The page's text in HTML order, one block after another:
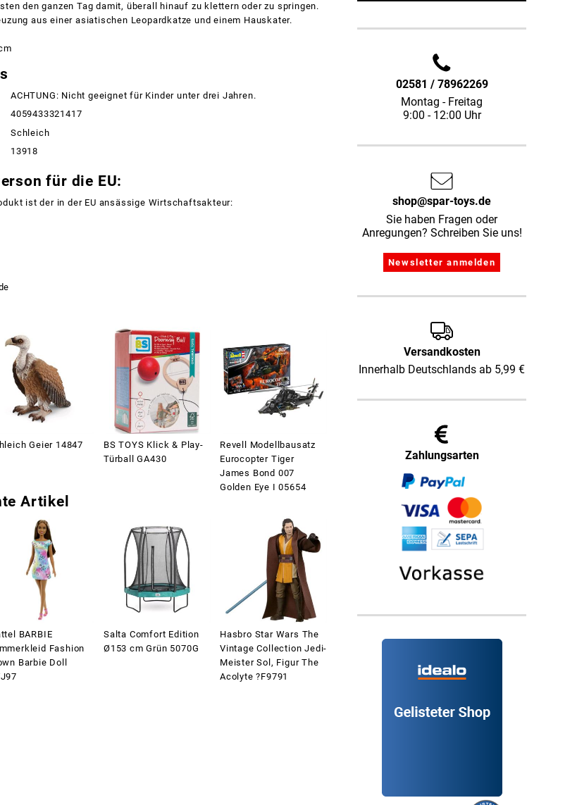
den ganzen Tag damit, überall hinauf zu klettern oder zu springen.
aus einer asiatischen Leopardkatze und einem Hauskater.
ACHTUNG: Nicht geeignet für Kinder unter drei Jahren.
4059433321417
Schleich
13918
für die EU:
ist der in der EU ansässige Wirtschaftsakteur:
Geier 14847
BS TOYS Klick & Play-
Türball GA430
Revell Modellbausatz
Eurocopter Tiger
James Bond 007
Golden Eye I 05654
Artikel
BARBIE
Fashion
Barbie Doll
Salta Comfort Edition
Ø153 cm Grün 5070G
Hasbro Star Wars The
Vintage Collection Jedi-
Meister Sol, Figur The
Acolyte ?F9791
02581 / 78962269
Montag - Freitag
9:00 - 12:00 Uhr
shop@spar-toys.de
Sie haben Fragen oder
Anregungen? Schreiben Sie uns!
Versandkosten
Innerhalb Deutschlands ab 5,99 €
Zahlungsarten